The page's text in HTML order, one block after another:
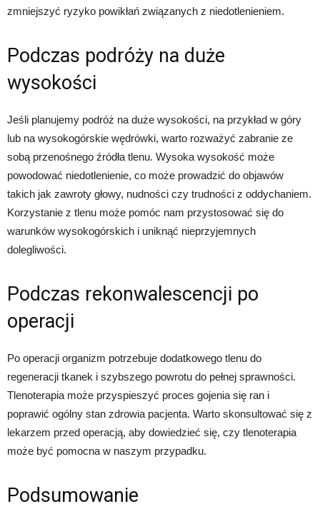
zmniejszyć ryzyko powikłań związanych z niedotlenieniem.
Podczas podróży na duże
wysokości
Jeśli planujemy podróż na duże wysokości, na przykład w góry
lub na wysokogórskie wędrówki, warto rozważyć zabranie ze
sobą przenośnego źródła tlenu. Wysoka wysokość może
powodować niedotlenienie, co może prowadzić do objawów
takich jak zawroty głowy, nudności czy trudności z oddychaniem.
Korzystanie z tlenu może pomóc nam przystosować się do
warunków wysokogórskich i uniknąć nieprzyjemnych
dolegliwości.
Podczas rekonwalescencji po
operacji
Po operacji organizm potrzebuje dodatkowego tlenu do
regeneracji tkanek i szybszego powrotu do pełnej sprawności.
Tlenoterapia może przyspieszyć proces gojenia się ran i
poprawić ogólny stan zdrowia pacjenta. Warto skonsultować się z
lekarzem przed operacją, aby dowiedzieć się, czy tlenoterapia
może być pomocna w naszym przypadku.
Podsumowanie